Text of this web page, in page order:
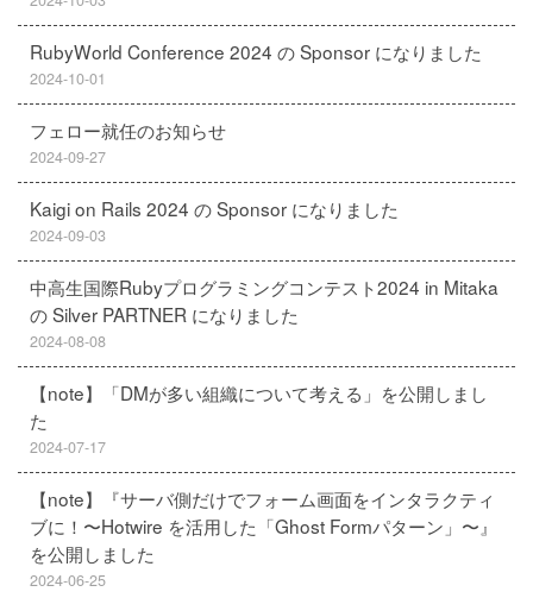
RubyWorld Conference 2024 の Sponsor になりました
2024-10-01
フェロー就任のお知らせ
2024-09-27
Kaigi on Rails 2024 の Sponsor になりました
2024-09-03
中高生国際Rubyプログラミングコンテスト2024 in Mitaka
の Silver PARTNER になりました
2024-08-08
【note】「DMが多い組織について考える」を公開しまし
た
2024-07-17
【note】『サーバ側だけでフォーム画面をインタラクティ
ブに！〜Hotwire を活用した「Ghost Formパターン」〜』
を公開しました
2024-06-25